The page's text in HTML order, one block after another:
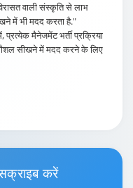
वाली संस्कृति से लाभ
में भी मदद करता है."
प्रत्येक मैनेजमेंट भर्ती प्रक्रिया
सीखने में मदद करने के लिए
करें